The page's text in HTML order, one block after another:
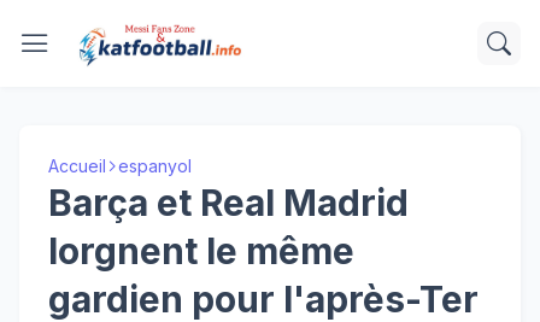
Accueil espanyol
Barça et Real Madrid
lorgnent le même
gardien pour l'après-Ter